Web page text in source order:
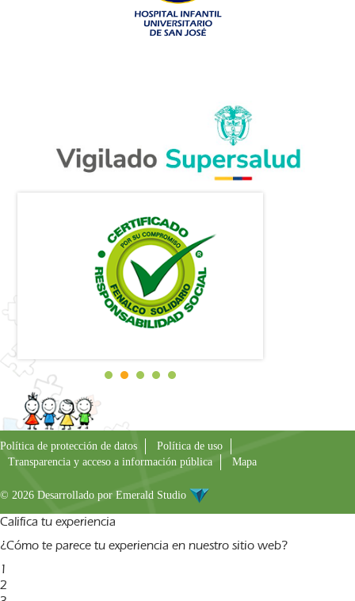
Política de protección de datos
Política de uso
Transparencia y acceso a información pública
Mapa
© 2026 Desarrollado por Emerald Studio
Califica tu experiencia
¿Cómo te parece tu experiencia en nuestro sitio web?
1
2